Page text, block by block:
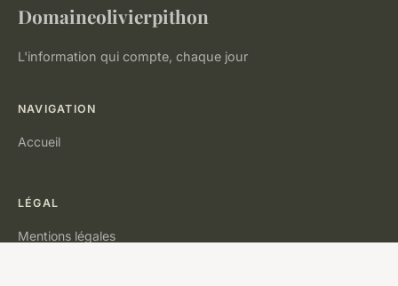
Domaineolivierpithon
L'information qui compte, chaque jour
NAVIGATION
Accueil
LÉGAL
Mentions légales